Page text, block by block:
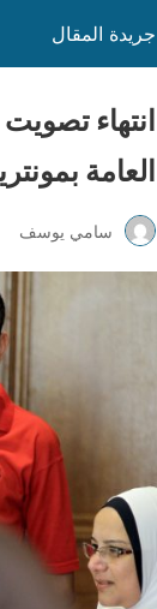
جريدة المقال
انتهاء
العامة
سامي يوسف